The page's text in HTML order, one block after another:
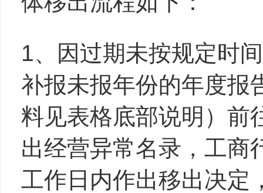
1、因过期未按规定时
补报未报年份的年度报
料见表格底部说明）前
出经营异常名录，工商
工作日内作出移出决定